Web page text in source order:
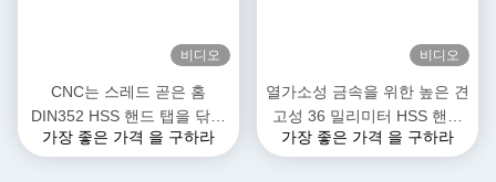
비디오
CNC는 스레드 곧은 홈
DIN352 HSS 핸드 탭을 닦습
니다
가장 좋은 가격 을 구하라
비디오
열가소성 금속을 위한 높은 견
고성 36 밀리미터 HSS 핸드
탭 단단한 카바이드
가장 좋은 가격 을 구하라